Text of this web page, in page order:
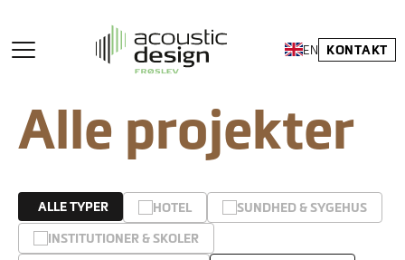
EN KONTAKT
Alle projekter
ALLE TYPER HOTEL
SUNDHED & SYGEHUS
INSTITUTIONER & SKOLER